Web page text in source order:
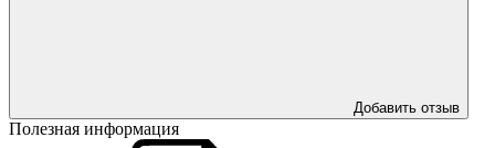
Добавить отзыв
Полезная информация